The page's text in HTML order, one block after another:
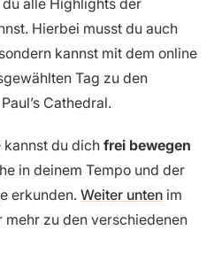
Hierbei musst du auch
kannst mit dem online
Tag zu den
Cathedral.
kannst du dich frei bewegen
in deinem Tempo und der
erkunden. Weiter unten im
zu den verschiedenen